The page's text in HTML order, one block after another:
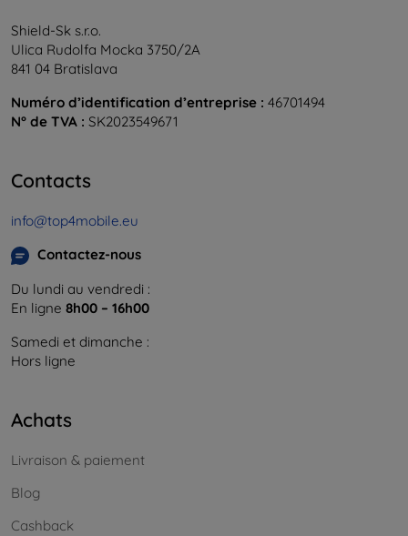
Shield-Sk s.r.o.
Ulica Rudolfa Mocka 3750/2A
841 04 Bratislava
Numéro d’identification d’entreprise : 46701494
N° de TVA : SK2023549671
Contacts
info@top4mobile.eu
Contactez-nous
Du lundi au vendredi :
En ligne 8h00 – 16h00
Samedi et dimanche :
Hors ligne
Achats
Livraison & paiement
Blog
Cashback